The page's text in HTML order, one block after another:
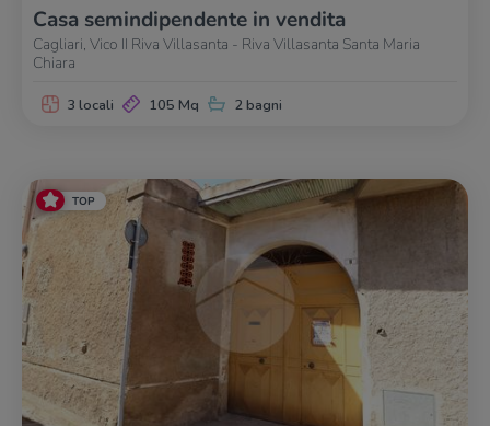
Casa semindipendente in vendita
Cagliari, Vico II Riva Villasanta - Riva Villasanta Santa Maria
Chiara
3 locali 105 Mq 2 bagni
TOP